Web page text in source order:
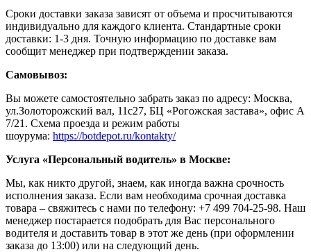
Сроки доставки заказа зависят от объема и просчитываются
индивидуально для каждого клиента. Стандартные сроки
доставки: 1-3 дня. Точную информацию по доставке вам
сообщит менеджер при подтверждении заказа.
Самовывоз:
Вы можете самостоятельно забрать заказ по адресу: Москва,
ул.Золоторожский вал, 11с27, БЦ «Рогожская застава», офис А
7/21. Схема проезда и режим работы
шоурума: https://botdepot.ru/kontakty/
Услуга «Персональный водитель» в Москве:
Мы, как никто другой, знаем, как иногда важна срочность
исполнения заказа. Если вам необходима срочная доставка
товара – свяжитесь с нами по телефону: +7 499 704-25-98. Наш
менеджер постарается подобрать для Вас персонального
водителя и доставить товар в этот же день (при оформлении
заказа до 13:00) или на следующий день.